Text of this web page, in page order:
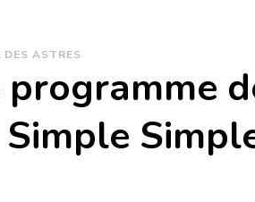
DES ASTRES
Simple